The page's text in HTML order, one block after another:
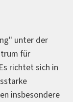
unter der
für
richtet sich in
insbesondere